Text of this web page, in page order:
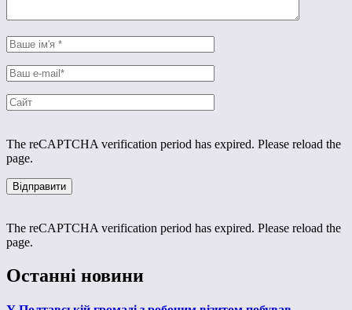
The reCAPTCHA verification period has expired. Please reload the
page.
The reCAPTCHA verification period has expired. Please reload the
page.
Останні новини